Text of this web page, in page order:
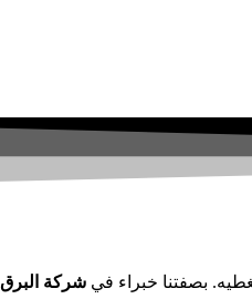
بصفتنا خبراء في شركة البرق